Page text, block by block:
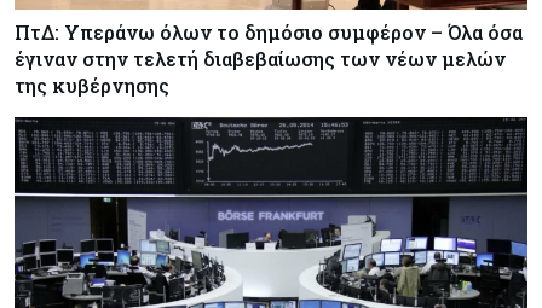
ΠτΔ: Υπεράνω όλων το δημόσιο συμφέρον – Όλα όσα
έγιναν στην τελετή διαβεβαίωσης των νέων μελών
της κυβέρνησης